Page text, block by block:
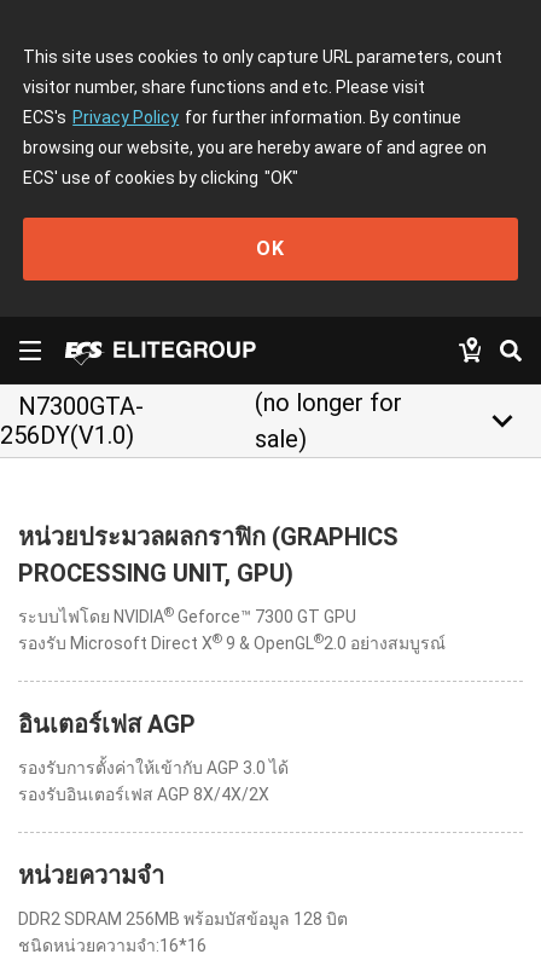
This site uses cookies to only capture URL parameters, count
visitor number, share functions and etc. Please visit
ECS's Privacy Policy for further information. By continue
browsing our website, you are hereby aware of and agree on
ECS' use of cookies by clicking "OK"
OK
N7300GTA-
256DY(V1.0)
(no longer for
sale)
keyboard_arrow_down
หน่วยประมวลผลกราฟิก (GRAPHICS
PROCESSING UNIT, GPU)
ระบบไฟโดย NVIDIA® Geforce™ 7300 GT GPU
รองรับ Microsoft Direct X® 9 & OpenGL ®2.0 อย่างสมบูรณ์
อินเตอร์เฟส AGP
รองรับการตั้งค่าให้เข้ากับ AGP 3.0 ได้
รองรับอินเตอร์เฟส AGP 8X/4X/2X
หน่วยความจำ
DDR2 SDRAM 256MB พร้อมบัสข้อมูล 128 บิต
ชนิดหน่วยความจำ:16*16